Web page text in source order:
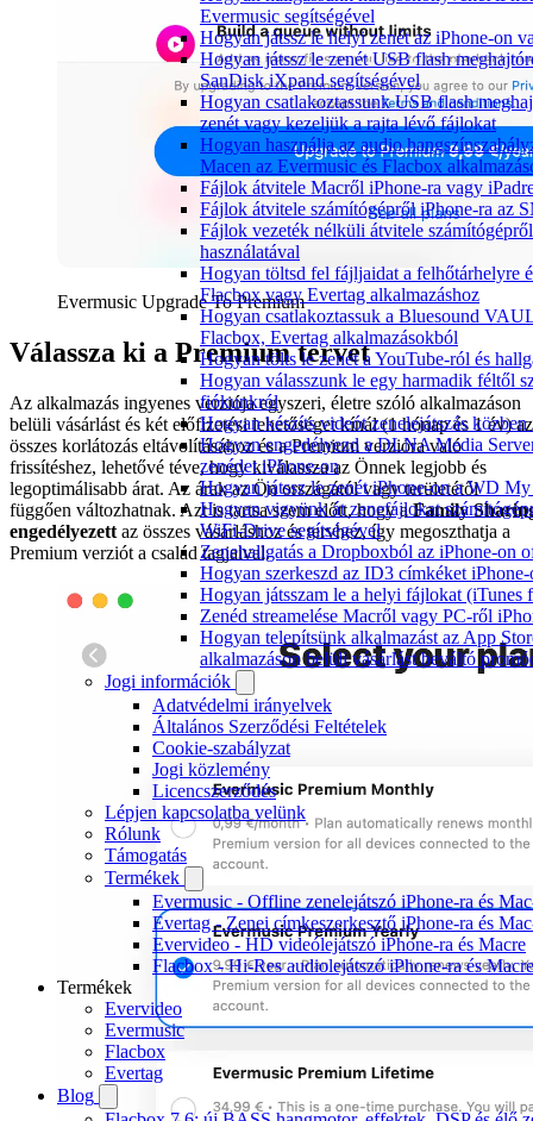
Evermusic segítségével
Hogyan játssz le helyi zenét az iPhone-on
Hogyan játssz le zenét USB flash
SanDisk iXpand segítségével
Hogyan csatlakoztassunk USB flash
zenét vagy kezeljük a rajta lévő fájlokat
Hogyan használja az audio
Macen az Evermusic és Flacbox
Fájlok átvitele Macről iPhone-ra vagy
Fájlok átvitele számítógépről iPhone-ra az
Fájlok vezeték nélküli átvitele
használatával
Hogyan töltsd fel fájljaidat a felhőtárhelyre
Flacbox vagy Evertag alkalmazáshoz
Hogyan csatlakoztassuk a Bluesound
Flacbox, Evertag alkalmazásokból
Hogyan tölts le zenét a YouTube-ról és
Hogyan válasszunk le egy harmadik féltől
fiókunkról
Hogyan készíts videót zenelejátszás közben
Hogyan engedélyezd a DLNA Media
zenédet iPhone-on
Hogyan játssz le zenét iPhone-on a WD
Hogyan vigyünk át zenefájlokat
WiFi-Drive segítségével
Zenehallgatás a Dropboxból az iPhone-on
Hogyan szerkeszd az ID3 címkéket
Hogyan játsszam le a helyi fájlokat (iTunes
Zenéd streamelése Macről vagy PC-ről
Hogyan telepítsünk alkalmazást az App
alkalmazáson belüli vásárlást beváltó
Jogi információk
Adatvédelmi irányelvek
Általános Szerződési Feltételek
Cookie-szabályzat
Jogi közlemény
Licencszerződés
Lépjen kapcsolatba velünk
Rólunk
Támogatás
Termékek
Evermusic - Offline zenelejátszó iPhone-ra és
Evertag - Zenei címkeszerkesztő iPhone-ra és
Evervideo - HD videólejátszó iPhone-ra és Macre
Flacbox - Hi-Res audiolejátszó iPhone-ra és Macre
Termékek
Evervideo
Evermusic
Flacbox
Evertag
Blog
Evermusic Upgrade To Premium
Válassza ki a Premium tervet
Az alkalmazás ingyenes verziója egyszeri, életre szóló alkalmazáson
belüli vásárlást és két előfizetési lehetőséget kínál (1 hónap és 1 év) az
összes korlátozás eltávolításához és a Premium verzióra való
frissítéshez, lehetővé téve, hogy kiválassza az Önnek legjobb és
legoptimálisabb árat. Az árak az Ön országától vagy területétől
függően változhatnak. Azt is tartsa szem előtt, hogy aFamily
engedélyezett az összes vásárláshoz és tervhez, így megoszthatja a
Premium verziót a család tagjaival.